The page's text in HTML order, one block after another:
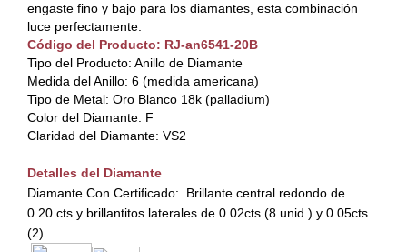
engaste fino y bajo para los diamantes, esta combinación
luce perfectamente.
Código del Producto: RJ-an6541-20B
Tipo del Producto: Anillo de Diamante
Medida del Anillo: 6 (medida americana)
Tipo de Metal: Oro Blanco 18k (palladium)
Color del Diamante: F
Claridad del Diamante: VS2
Detalles del Diamante
Diamante Con Certificado: Brillante central redondo de
0.20 cts y brillantitos laterales de 0.02cts (8 unid.) y 0.05cts
(2)